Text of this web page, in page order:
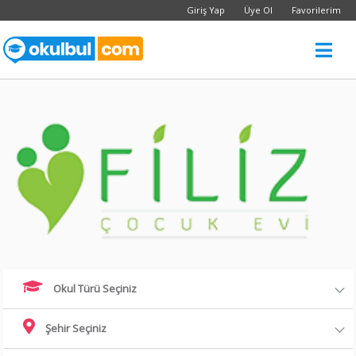
Giriş Yap Üye Ol Favorilerim
Okul Türü Seçiniz
Şehir Seçiniz